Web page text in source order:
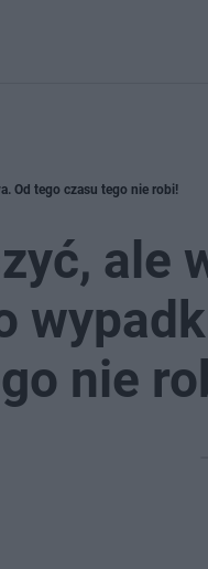
Od tego czasu tego nie robi!
ale
nie